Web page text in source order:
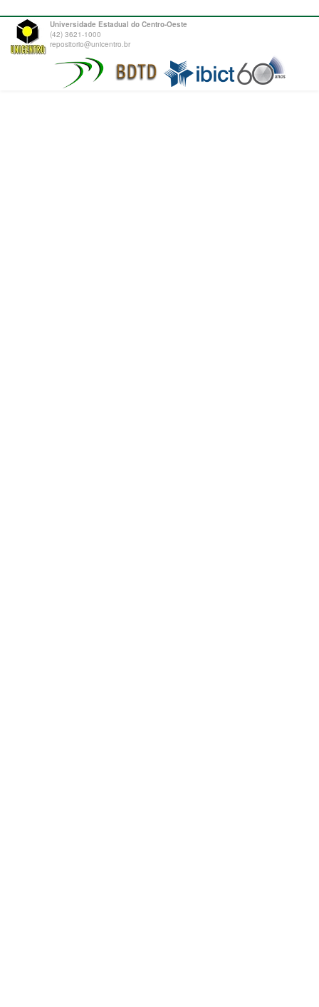
Universidade Estadual do Centro-Oeste
(42) 3621-1000
repositorio@unicentro.br